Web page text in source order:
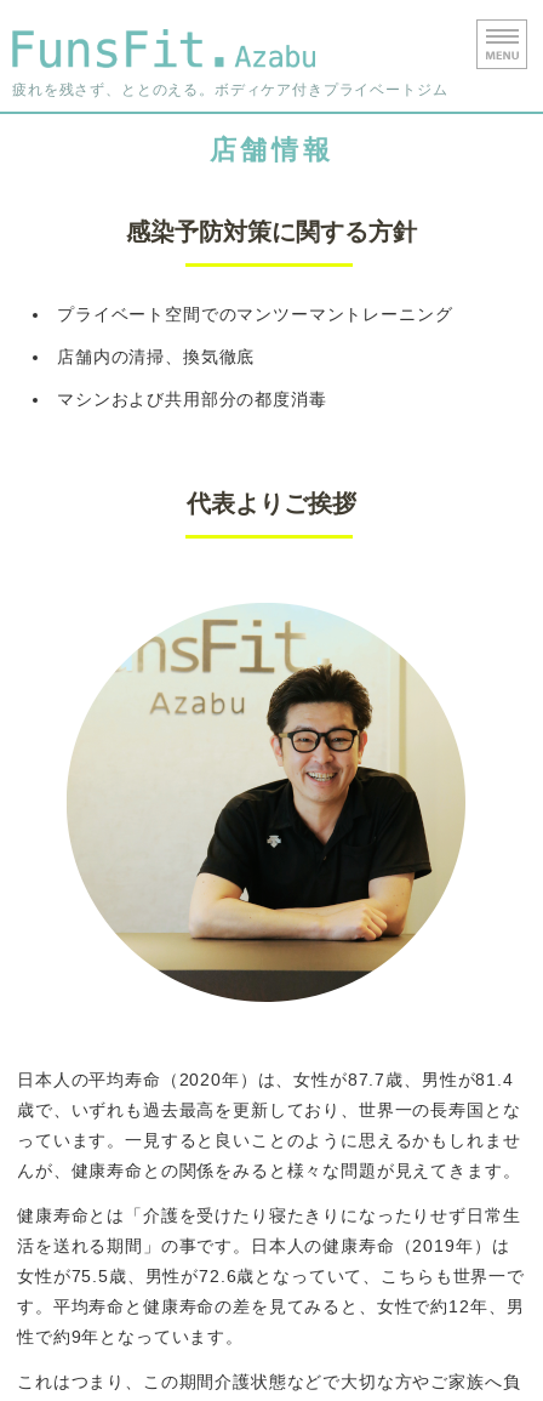
港区西麻布
疲れを残さず、ととのえる。ボディケア付きプライベートジム
店舗情報
お問い合わせ
店舗情報
感染予防対策に関する方針
プライベート空間でのマンツーマントレーニング
店舗内の清掃、換気徹底
マシンおよび共用部分の都度消毒
代表よりご挨拶
日本人の平均寿命（2020年）は、女性が87.7歳、男性が81.4
歳で、いずれも過去最高を更新しており、世界一の長寿国とな
っています。一見すると良いことのように思えるかもしれませ
んが、健康寿命との関係をみると様々な問題が見えてきます。
健康寿命とは「介護を受けたり寝たきりになったりせず日常生
活を送れる期間」の事です。日本人の健康寿命（2019年）は
女性が75.5歳、男性が72.6歳となっていて、こちらも世界一で
す。平均寿命と健康寿命の差を見てみると、女性で約12年、男
性で約9年となっています。
これはつまり、この期間介護状態などで大切な方やご家族へ負